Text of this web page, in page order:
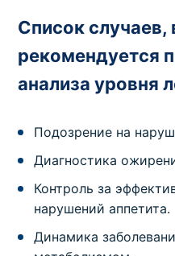
Список случаев,
рекомендуется
анализа уровня
Подозрение на
Диагностика
Контроль за
нарушений аппетита.
Динамика